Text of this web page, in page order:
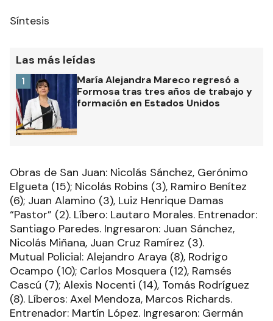
Síntesis
Las más leídas
María Alejandra Mareco regresó a
Formosa tras tres años de trabajo y
formación en Estados Unidos
1
Obras de San Juan: Nicolás Sánchez, Gerónimo
Elgueta (15); Nicolás Robins (3), Ramiro Benítez
(6); Juan Alamino (3), Luiz Henrique Damas
“Pastor” (2). Líbero: Lautaro Morales. Entrenador:
Santiago Paredes. Ingresaron: Juan Sánchez,
Nicolás Miñana, Juan Cruz Ramírez (3).
Mutual Policial: Alejandro Araya (8), Rodrigo
Ocampo (10); Carlos Mosquera (12), Ramsés
Cascú (7); Alexis Nocenti (14), Tomás Rodríguez
(8). Líberos: Axel Mendoza, Marcos Richards.
Entrenador: Martín López. Ingresaron: Germán